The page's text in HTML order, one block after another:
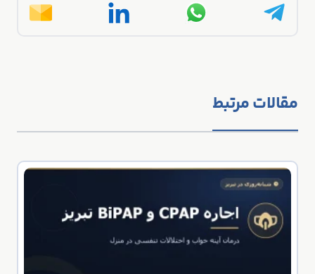
مقالات مرتبط